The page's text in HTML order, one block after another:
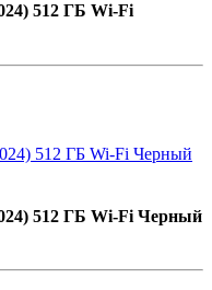
512 ГБ Wi-Fi
512 ГБ Wi-Fi Черный